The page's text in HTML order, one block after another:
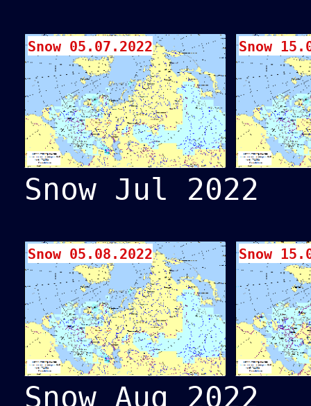
Snow 05.07.2022 Snow
Snow Jul 2022
Snow 05.08.2022 Snow
Snow Aug 2022